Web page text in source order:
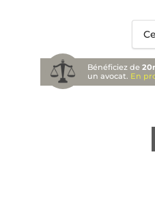
Bénéficiez de
un avocat. En